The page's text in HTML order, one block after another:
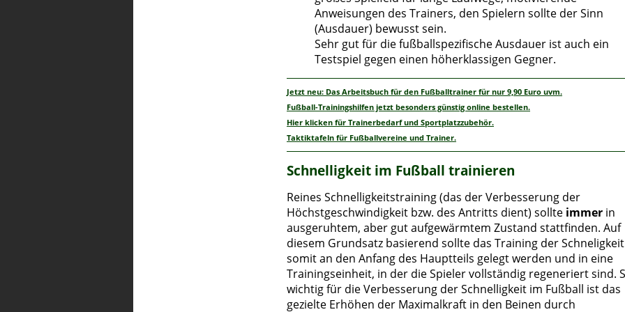
Anweisungen des Trainers, den Spielern sollte der Sinn
(Ausdauer) bewusst sein.
Sehr gut für die fußballspezifische Ausdauer ist auch ein
Testspiel gegen einen höherklassigen Gegner.
Jetzt neu: Das Arbeitsbuch für den Fußballtrainer für nur 9,90 Euro uvm.
Fußball-Trainingshilfen jetzt besonders günstig online bestellen.
Hier klicken für Trainerbedarf und Sportplatzzubehör.
Taktiktafeln für Fußballvereine und Trainer.
Schnelligkeit im Fußball trainieren
Reines Schnelligkeitstraining (das der Verbesserung der
Höchstgeschwindigkeit bzw. des Antritts dient) sollte immer in
ausgeruhtem, aber gut aufgewärmtem Zustand stattfinden. Auf
diesem Grundsatz basierend sollte das Training der Schneligkeit
somit an den Anfang des Hauptteils gelegt werden und in eine
Trainingseinheit, in der die Spieler vollständig regeneriert sind.
wichtig für die Verbesserung der Schnelligkeit im Fußball ist das
gezielte Erhöhen der Maximalkraft in den Beinen durch